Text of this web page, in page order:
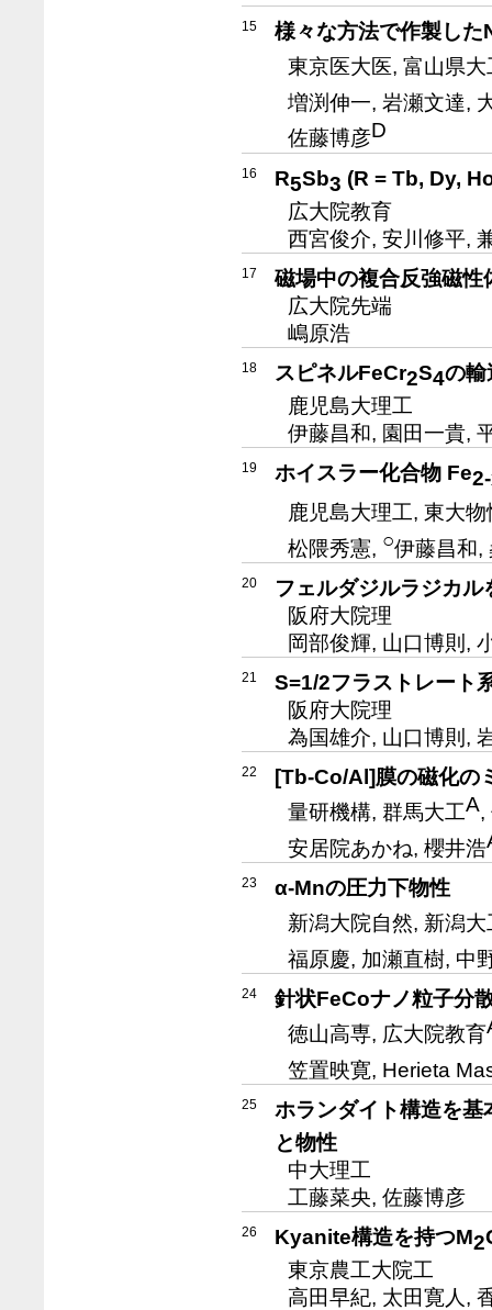
15
様々な方法で作製し
東京医大医, 富山県大
増渕伸一, 岩瀬文達,
佐藤博彦D
16 R5Sb3 (R = Tb, Dy,
広大院教育
西宮俊介, 安川修平,
17
磁場中の複合反強磁
広大院先端
嶋原浩
18 スピネルFeCr2S4の輸
鹿児島大理工
伊藤昌和, 園田一貴,
19 ホイスラー化合物 Fe
鹿児島大理工, 東大物
松隈秀憲, ○伊藤昌和,
20
フェルダジルラジカ
阪府大院理
岡部俊輝, 山口博則,
21
S=1/2フラストレート
阪府大院理
為国雄介, 山口博則,
22
[Tb-Co/Al]膜の磁化の
量研機構, 群馬大工A,
安居院あかね, 櫻井浩
23
α-Mnの圧力下物性
新潟大院自然, 新潟大
福原慶, 加瀬直樹, 中
24
針状FeCoナノ粒子分
徳山高専, 広大院教育
笠置映寛, Herieta
25
ホランダイト構造を
と物性
中大理工
工藤菜央, 佐藤博彦
26 Kyanite構造を持つM2
東京農工大院工
高田早紀, 太田寛人,